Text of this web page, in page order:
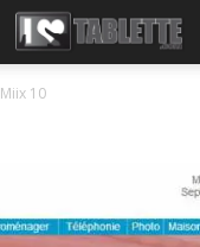
Miix 10